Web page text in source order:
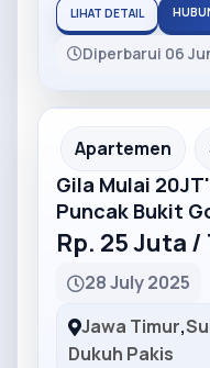
LIHAT DETAIL
Diperbarui 06
Partner Ad
Apartemen
Gila Mulai
Puncak Bukit
Rp. 25 Juta
28 July 2025
Jawa Timur,
Dukuh Pakis